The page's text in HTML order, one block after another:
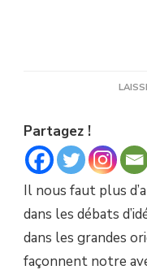
Partagez !
Il nous faut plus
dans les débats
dans les grandes
façonnent notre